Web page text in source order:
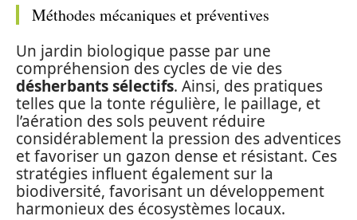
Méthodes mécaniques et préventives
Un jardin biologique passe par une
compréhension des cycles de vie des
désherbants sélectifs. Ainsi, des pratiques
telles que la tonte régulière, le paillage, et
l’aération des sols peuvent réduire
considérablement la pression des adventices
et favoriser un gazon dense et résistant. Ces
stratégies influent également sur la
biodiversité, favorisant un développement
harmonieux des écosystèmes locaux.